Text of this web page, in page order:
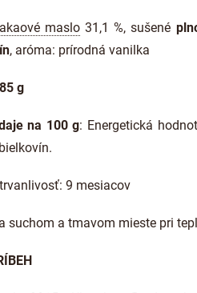
maslo 31,1 %, sušené
, aróma: prírodná vanilka
g
na 100 g: Energetická
9 mesiacov
suchom a tmavom mieste pri